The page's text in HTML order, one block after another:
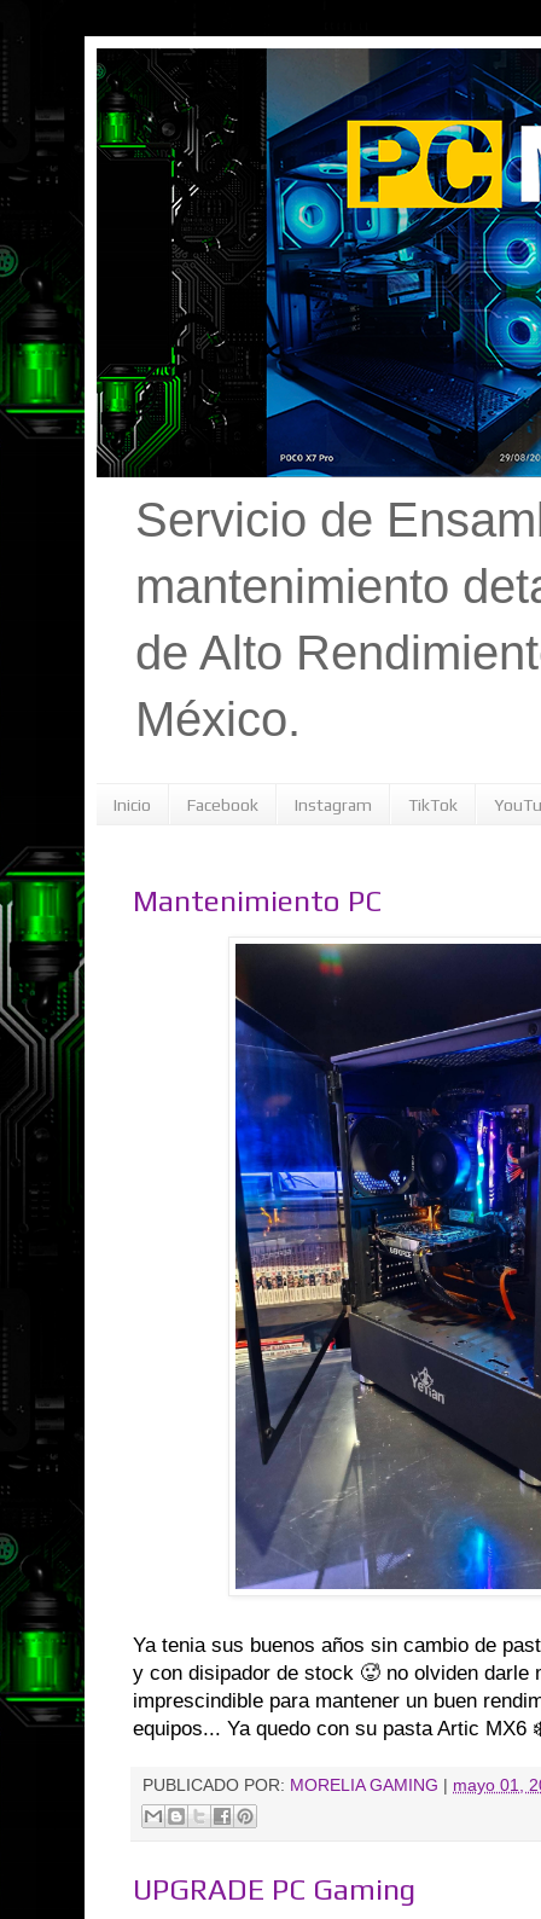
Servicio de
mantenimiento
de Alto
México.
Inicio Facebook Instagram TikTok
Mantenimiento PC
Ya tenia sus buenos años sin cambio de
y con disipador de stock 🥵 no olviden darle
imprescindible para mantener un buen
equipos... Ya quedo con su pasta Artic MX6
PUBLICADO POR: MORELIA GAMING | mayo 01,
UPGRADE PC Gaming